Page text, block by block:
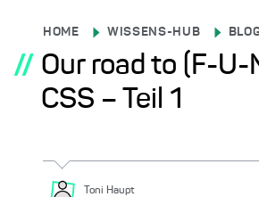
HOME WISSENS-HUB
// Our road to (F-
CSS – Teil 1
Toni Haupt